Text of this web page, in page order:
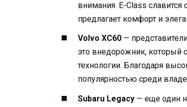
внимания. E-Class
предлагает комфорт и
Volvo XC60 —
это внедорожник, который
технологии. Благодаря
популярностью среди
Subaru Legacy — еще один